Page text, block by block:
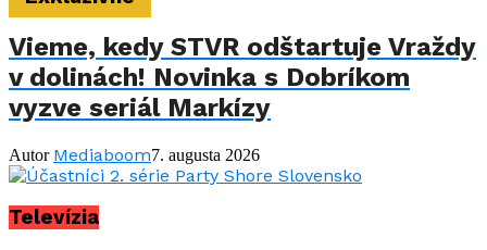
Vieme, kedy STVR odštartuje Vraždy
v dolinách! Novinka s Dobríkom
vyzve seriál Markízy
Autor Mediaboom7. augusta 2026
Televízia